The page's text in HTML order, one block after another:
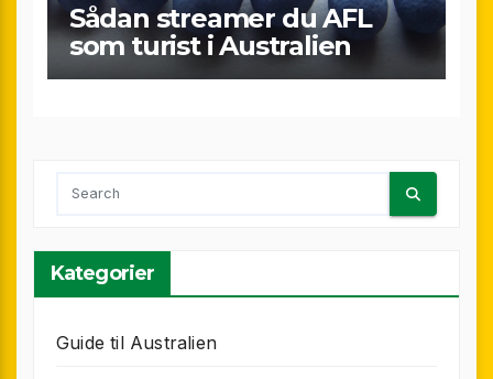
Sådan streamer du AFL
som turist i Australien
Kategorier
Guide til Australien